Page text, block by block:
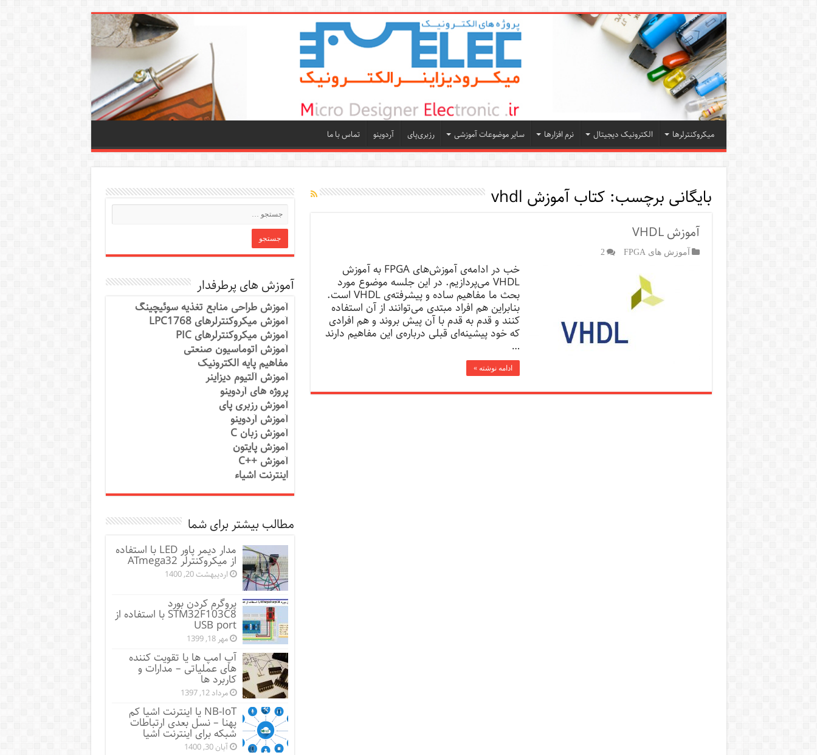
میکروکنترلرها الکترونیک دیجیتال نرم افزارها سایر موضوعات آموزشی رزبری‌پای آردوینو تماس با ما
بایگانی برچسب: کتاب آموزش vhdl
آموزش VHDL
آموزش های FPGA 2
خب در ادامه‌ی آموزش‌های FPGA به آموزش
VHDL می‌پردازیم. در این جلسه موضوع مورد
بحث ما مفاهیم ساده و پیشرفته‌ی VHDL است.
بنابراین هم افراد مبتدی می‌توانند از آن استفاده
کنند و قدم به قدم با آن پیش بروند و هم افرادی
که خود پیشینه‌ای قبلی درباره‌ی این مفاهیم دارند
…
ادامه نوشته »
آموزش های پرطرفدار
آموزش طراحی منابع تغذیه سوئیچینگ
آموزش میکروکنترلرهای LPC1768
آموزش میکروکنترلرهای PIC
آموزش اتوماسیون صنعتی
مفاهیم پایه الکترونیک
آموزش آلتیوم دیزاینر
پروژه های آردوینو
آموزش رزبری پای
آموزش آردوینو
آموزش زبان C
آموزش پایتون
آموزش ++C
اینترنت اشیاء
مطالب بیشتر برای شما
مدار دیمر پاور LED با استفاده
از میکروکنترلر ATmega32
اردیبهشت 20, 1400
پروگرم کردن بورد
STM32F103C8 با استفاده از
USB port
مهر 18, 1399
آپ امپ ها یا تقویت کننده
های عملیاتی – مدارات و
کاربرد ها
مرداد 12, 1397
NB-IoT یا اینترنت اشیا کم
پهنا – نسل بعدی ارتباطات
شبکه برای اینترنت اشیا
آبان 30, 1400